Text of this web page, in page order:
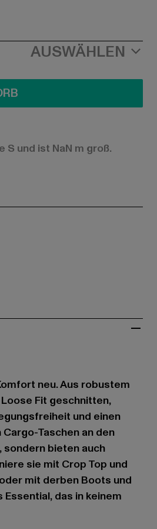
AUSWÄHLEN
und ist NaN m groß.
neu. Aus robustem
Fit geschnitten,
und einen
Taschen an den
sondern bieten auch
sie mit Crop Top und
mit derben Boots und
das in keinem